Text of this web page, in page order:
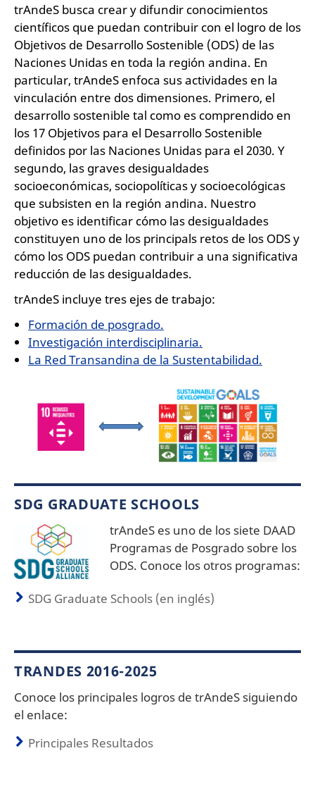
trAndeS busca crear y difundir conocimientos
científicos que puedan contribuir con el logro de los
Objetivos de Desarrollo Sostenible (ODS) de las
Naciones Unidas en toda la región andina. En
particular, trAndeS enfoca sus actividades en la
vinculación entre dos dimensiones. Primero, el
desarrollo sostenible tal como es comprendido en
los 17 Objetivos para el Desarrollo Sostenible
definidos por las Naciones Unidas para el 2030. Y
segundo, las graves desigualdades
socioeconómicas, sociopolíticas y socioecológicas
que subsisten en la región andina. Nuestro
objetivo es identificar cómo las desigualdades
constituyen uno de los principals retos de los ODS y
cómo los ODS puedan contribuir a una significativa
reducción de las desigualdades.
trAndeS incluye tres ejes de trabajo:
Formación de posgrado.
Investigación interdisciplinaria.
La Red Transandina de la Sustentabilidad.
SDG GRADUATE SCHOOLS
trAndeS es uno de los siete DAAD
Programas de Posgrado sobre los
ODS. Conoce los otros programas:
SDG Graduate Schools (en inglés)
TRANDES 2016-2025
Conoce los principales logros de trAndeS siguiendo
el enlace:
Principales Resultados